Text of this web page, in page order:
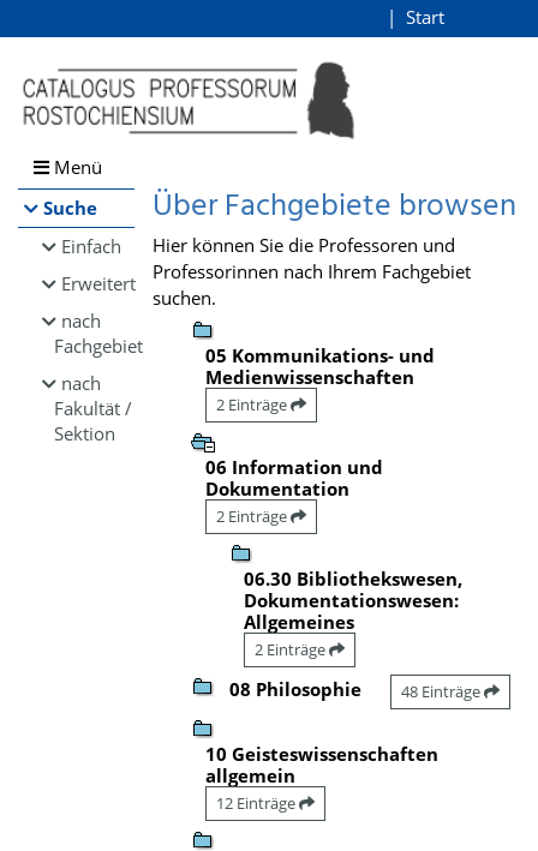
Browsen
direkt zum Inhalt
Start
Menü
Suche
Einfach
Erweitert
nach
Fachgebiet
nach
Fakultät /
Sektion
Über Fachgebiete browsen
Hier können Sie die Professoren und
Professorinnen nach Ihrem Fachgebiet
suchen.
05 Kommunikations- und
Medienwissenschaften
2 Einträge
06 Information und
Dokumentation
2 Einträge
06.30 Bibliothekswesen,
Dokumentationswesen:
Allgemeines
2 Einträge
08 Philosophie 48 Einträge
10 Geisteswissenschaften
allgemein
12 Einträge